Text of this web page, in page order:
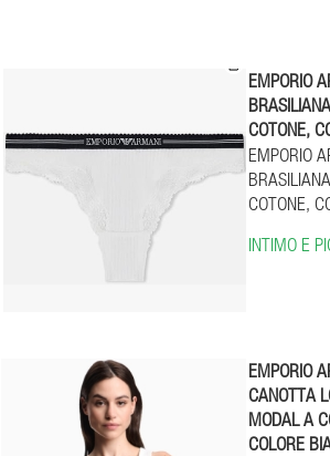
EMPORIO
COTONE,
EMPORIO
COTONE,
INTIMO E
EMPORIO
CANOTTA
MODAL A
COLORE